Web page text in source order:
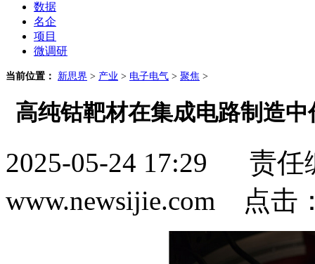
数据
名企
项目
微调研
当前位置： 新思界 > 产业 > 电子电气 > 聚焦 >
高纯钴靶材在集成电路制造
2025-05-24 17:29 责
www.newsijie.com 点击